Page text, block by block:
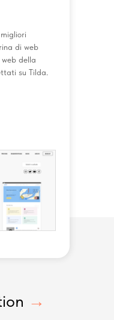
di web
della
su Tilda.
→